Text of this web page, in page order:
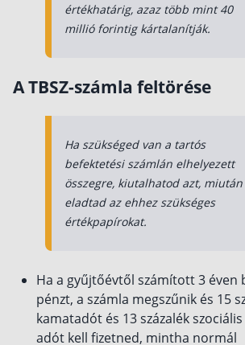
értékhatárig, azaz több mint 40
millió forintig kártalanítják.
A TBSZ-számla feltörése
Ha szükséged van a tartós
befektetési számlán elhelyezett
összegre, kiutalhatod azt, miután
eladtad az ehhez szükséges
értékpapírokat.
Ha a gyűjtőévtől számított 3 éven
pénzt, a számla megszűnik és 15
kamatadót és 13 százalék
adót kell fizetned, mintha normál